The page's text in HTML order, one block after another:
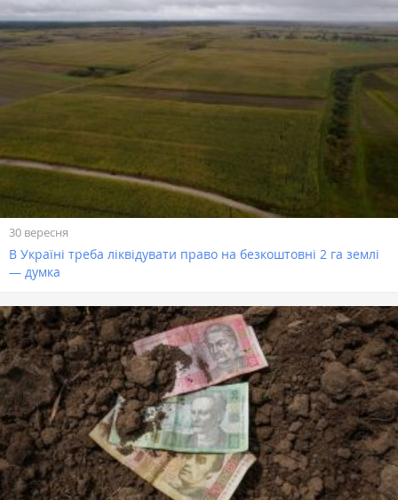
30 вересня
В Україні треба ліквідувати право на безкоштовні 2 га землі
— думка